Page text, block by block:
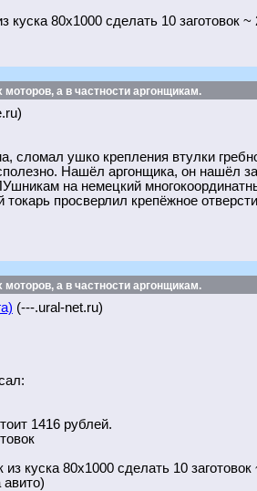
куска 80х1000 сделать 10 заготовок
а в частности аргонщикам.
сломал ушко крепления втулки
Нашёл аргонщика, он нашёл
на немецкий
просверлил крепёжное
а в частности аргонщикам.
(---.ural-net.ru)
1416 рублей.
куска 80х1000 сделать 10 заготовок